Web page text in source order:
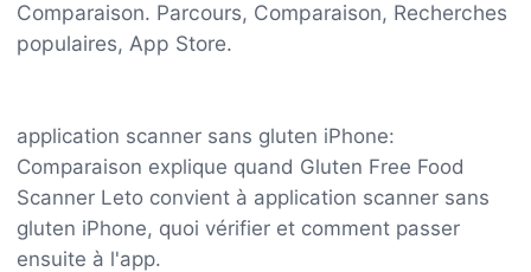
Comparaison. Parcours, Comparaison, Recherches
populaires, App Store.
application scanner sans gluten iPhone:
Comparaison explique quand Gluten Free Food
Scanner Leto convient à application scanner sans
gluten iPhone, quoi vérifier et comment passer
ensuite à l'app.